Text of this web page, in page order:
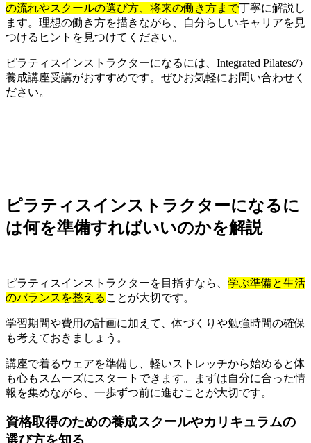
の流れやスクールの選び方、将来の働き方まで丁寧に解説し
ます。理想の働き方を描きながら、自分らしいキャリアを見
つけるヒントを見つけてください。
ピラティスインストラクターになるには、Integrated Pilatesの
養成講座受講がおすすめです。ぜひお気軽にお問い合わせく
ださい。
ピラティスインストラクターになるに
は何を準備すればいいのかを解説
ピラティスインストラクターを目指すなら、 学ぶ準備と生活
のバランスを整える ことが大切です。
学習期間や費用の計画に加えて、体づくりや勉強時間の確保
も考えておきましょう。
講座で着るウェアを準備し、軽いストレッチから始めると体
も心もスムーズにスタートできます。まずは自分に合った情
報を集めながら、一歩ずつ前に進むことが大切です。
資格取得のための養成スクールやカリキュラムの